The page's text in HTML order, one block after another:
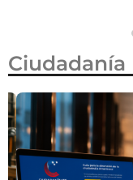
Ciudadanía